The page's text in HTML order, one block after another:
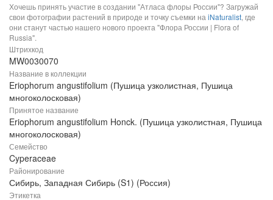
Хочешь принять участие в создании "Атласа флоры России"? Загружай
свои фотографии растений в природе и точку съемки на iNaturalist, где
они станут частью нашего нового проекта "Флора России | Flora of
Russia".
Штрихкод
MW0030070
Название в коллекции
Eriophorum angustifolium (Пушица узколистная, Пушица
многоколосковая)
Принятое название
Eriophorum angustifolium Honck. (Пушица узколистная, Пушица
многоколосковая)
Семейство
Cyperaceae
Районирование
Сибирь, Западная Сибирь (S1) (Россия)
Этикетка